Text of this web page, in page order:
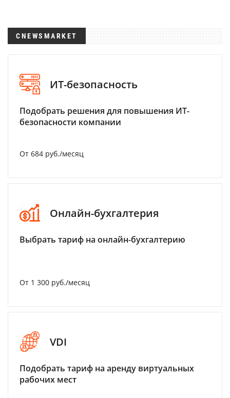
CNEWSMARKET
ИТ-безопасность
Подобрать решения для повышения ИТ-
безопасности компании
От 684 руб./месяц
Онлайн-бухгалтерия
Выбрать тариф на онлайн-бухгалтерию
От 1 300 руб./месяц
VDI
Подобрать тариф на аренду виртуальных
рабочих мест